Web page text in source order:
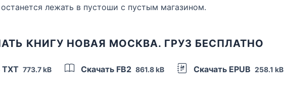
лежать в пустоши с пустым магазином.
КНИГУ НОВАЯ МОСКВА. ГРУЗ БЕСПЛАТНО
TXT 773.7 kB Скачать FB2 861.8 kB Скачать EPUB 258.1 kB